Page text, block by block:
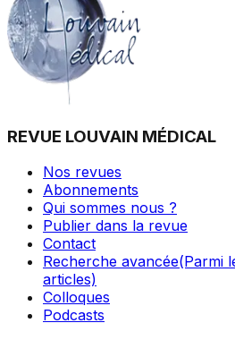
REVUE LOUVAIN MÉDICAL
Nos revues
Abonnements
Qui sommes nous ?
Publier dans la revue
Contact
Recherche avancée(Parmi
articles)
Colloques
Podcasts